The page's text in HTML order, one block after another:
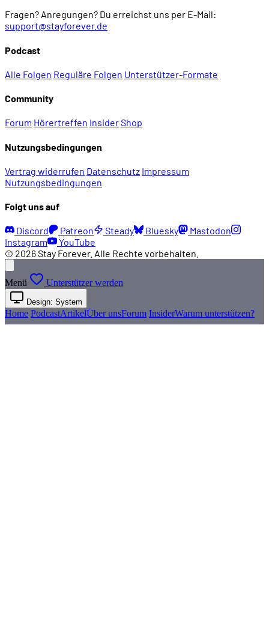
Fragen? Anregungen? Du erreichst uns per E-Mail:
support@stayforever.de
Podcast
Alle Folgen Reguläre Folgen Unterstützer-Formate
Community
Forum Hörertreffen InsiderShop
Nutzungsbedingungen
Vertrag widerrufen Datenschutz Impressum
Nutzungsbedingungen
Folgt uns auf
Discord Patreon Steady Bluesky
Mastodon
Instagram
YouTube
© 2026 Stay Forever. Alle Rechte vorbehalten.
Menü Unterstützer werden
Design: System
Home PodcastArtikelÜber unsForum InsiderWarum unterstützen?